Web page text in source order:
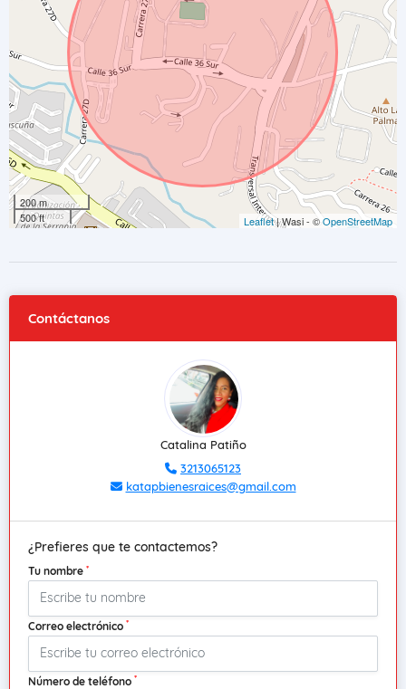
200 m
500 ft
Leaflet| Wasi - ©OpenStreetMap
Contáctanos
Catalina Patiño
3213065123
katapbienesraices@gmail.com
¿Prefieres que te contactemos?
Tu nombre *
Correo electrónico *
Número de teléfono *